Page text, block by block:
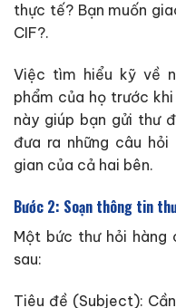
thực tế? Bạn muốn
CIF?.
Việc tìm hiểu kỹ về
phẩm của họ trước
này giúp bạn gửi thư
đưa ra những câu
gian của cả hai bên.
Bước 2: Soạn thông tin
Một bức thư hỏi hàng
sau:
Tiêu đề (Subject):